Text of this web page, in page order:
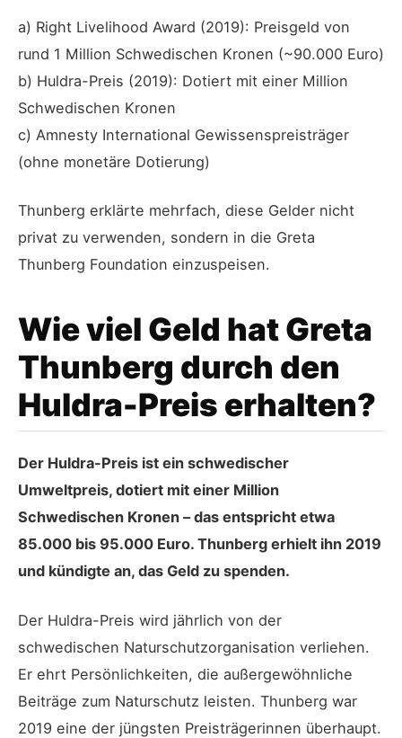
a) Right Livelihood Award (2019): Preisgeld von
rund 1 Million Schwedischen Kronen (~90.000 Euro)
b) Huldra-Preis (2019): Dotiert mit einer Million
Schwedischen Kronen
c) Amnesty International Gewissenspreisträger
(ohne monetäre Dotierung)
Thunberg erklärte mehrfach, diese Gelder nicht
privat zu verwenden, sondern in die Greta
Thunberg Foundation einzuspeisen.
Wie viel Geld hat Greta
Thunberg durch den
Huldra-Preis erhalten?
Der Huldra-Preis ist ein schwedischer
Umweltpreis, dotiert mit einer Million
Schwedischen Kronen – das entspricht etwa
85.000 bis 95.000 Euro. Thunberg erhielt ihn 2019
und kündigte an, das Geld zu spenden.
Der Huldra-Preis wird jährlich von der
schwedischen Naturschutzorganisation verliehen.
Er ehrt Persönlichkeiten, die außergewöhnliche
Beiträge zum Naturschutz leisten. Thunberg war
2019 eine der jüngsten Preisträgerinnen überhaupt.